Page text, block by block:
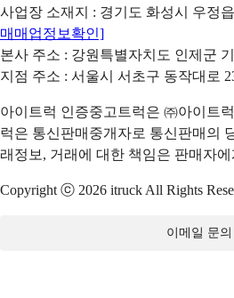
사업장 소재지 : 경기도 화성시 우정
매매업정보확인]
본사 주소 : 강원특별자치도 인제군
지점 주소 : 서울시 서초구 동작대로
아이트럭 인증중고트럭은 ㈜아이트
럭은 통신판매중개자로 통신판매의
래정보, 거래에 대한 책임은 판매자
Copyright ⓒ 2026 itruck All Rights
이메일 문의